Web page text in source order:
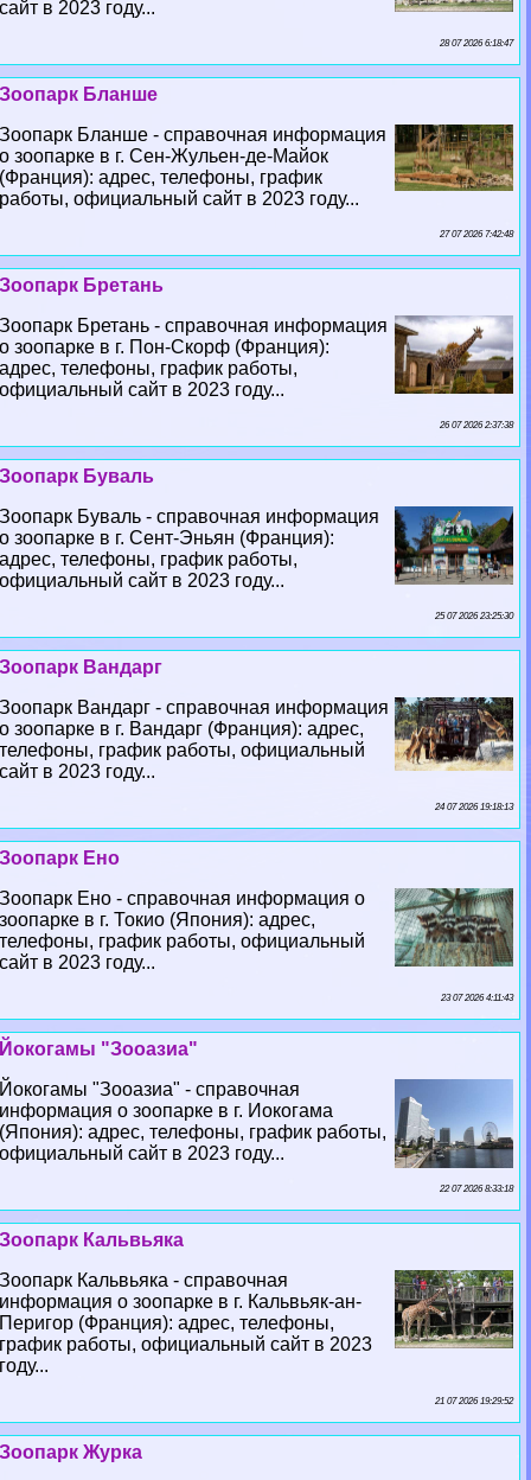
сайт в 2023 году...
28 07 2026 6:18:47
Зоопарк Бланше
Зоопарк Бланше - справочная информация
о зоопарке в г. Сен-Жульен-де-Майок
(Франция): адрес, телефоны, график
работы, официальный сайт в 2023 году...
27 07 2026 7:42:48
Зоопарк Бретань
Зоопарк Бретань - справочная информация
о зоопарке в г. Пон-Скорф (Франция):
адрес, телефоны, график работы,
официальный сайт в 2023 году...
26 07 2026 2:37:38
Зоопарк Буваль
Зоопарк Буваль - справочная информация
о зоопарке в г. Сент-Эньян (Франция):
адрес, телефоны, график работы,
официальный сайт в 2023 году...
25 07 2026 23:25:30
Зоопарк Вандарг
Зоопарк Вандарг - справочная информация
о зоопарке в г. Вандарг (Франция): адрес,
телефоны, график работы, официальный
сайт в 2023 году...
24 07 2026 19:18:13
Зоопарк Ено
Зоопарк Ено - справочная информация о
зоопарке в г. Токио (Япония): адрес,
телефоны, график работы, официальный
сайт в 2023 году...
23 07 2026 4:11:43
Йокогамы "Зооазиа"
Йокогамы "Зооазиа" - справочная
информация о зоопарке в г. Иокогама
(Япония): адрес, телефоны, график работы,
официальный сайт в 2023 году...
22 07 2026 8:33:18
Зоопарк Кальвьяка
Зоопарк Кальвьяка - справочная
информация о зоопарке в г. Кальвьяк-ан-
Перигор (Франция): адрес, телефоны,
график работы, официальный сайт в 2023
году...
21 07 2026 19:29:52
Зоопарк Журка